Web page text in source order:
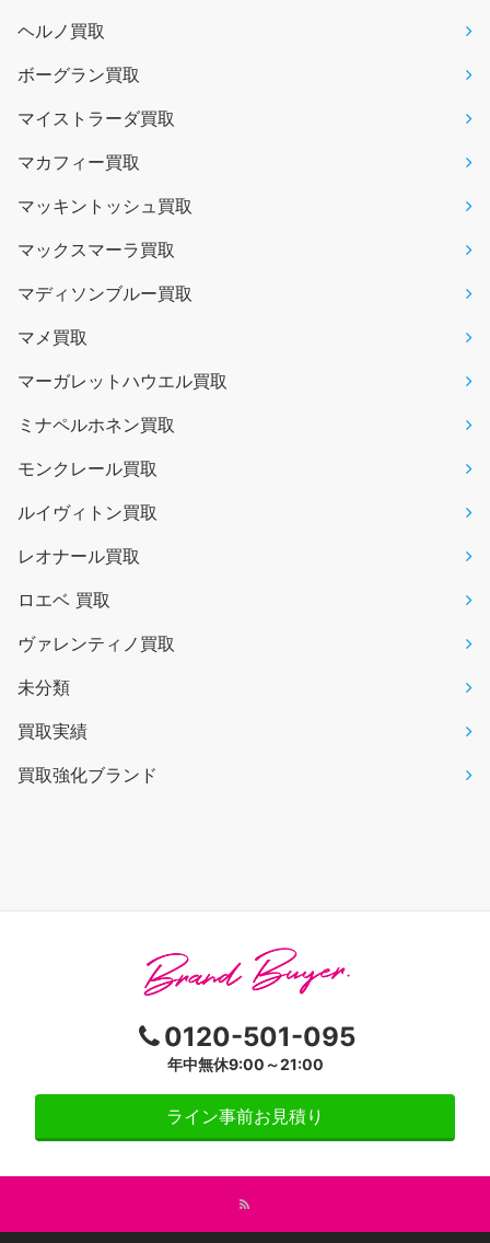
ヘルノ買取
ボーグラン買取
マイストラーダ買取
マカフィー買取
マッキントッシュ買取
マックスマーラ買取
マディソンブルー買取
マメ買取
マーガレットハウエル買取
ミナペルホネン買取
モンクレール買取
ルイヴィトン買取
レオナール買取
ロエベ 買取
ヴァレンティノ買取
未分類
買取実績
買取強化ブランド
0120-501-095
年中無休9:00～21:00
ライン事前お見積り